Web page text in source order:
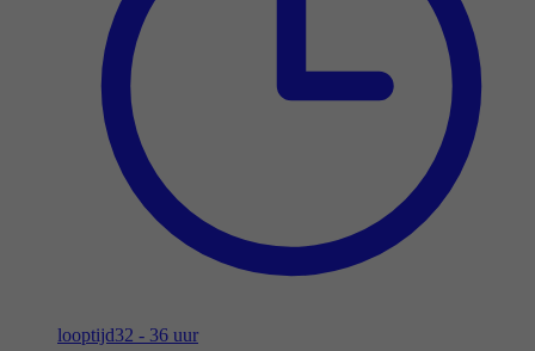
looptijd32 - 36 uur